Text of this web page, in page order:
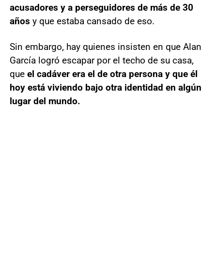
acusadores y a perseguidores de más de 30
años y que estaba cansado de eso.
Sin embargo, hay quienes insisten en que Alan
García logró escapar por el techo de su casa,
que el cadáver era el de otra persona y que él
hoy está viviendo bajo otra identidad en algún
lugar del mundo.